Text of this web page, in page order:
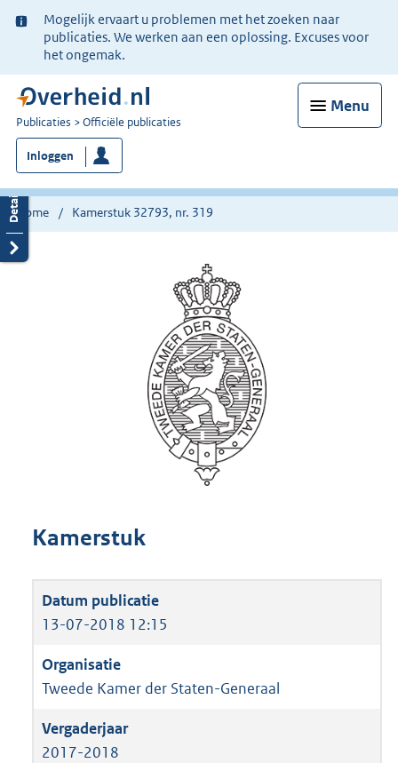
Ter
informatie:
Mogelijk ervaart u problemen met het zoeken naar
publicaties. We werken aan een oplossing. Excuses voor
het ongemak.
Menu
U
bent
nu
hier:
Publicaties Officiële publicaties
Inloggen
Home Kamerstuk 32793, nr. 319
Kamerstuk
13-07-2018 12:15
Tweede Kamer der Staten-Generaal
2017-2018